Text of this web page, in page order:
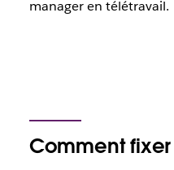
manager en télétravail.
Comment